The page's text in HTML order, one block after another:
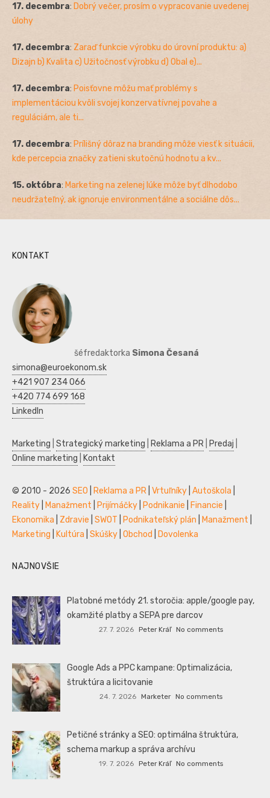
17. decembra: Dobrý večer, prosím o vypracovanie uvedenej
úlohy
17. decembra: Zaraď funkcie výrobku do úrovní produktu: a)
Dizajn b) Kvalita c) Užitočnosť výrobku d) Obal e)...
17. decembra: Poisťovne môžu mať problémy s
implementáciou kvôli svojej konzervatívnej povahe a
reguláciám, ale ti...
17. decembra: Prílišný dôraz na branding môže viesť k situácii,
kde percepcia značky zatieni skutočnú hodnotu a kv...
15. októbra: Marketing na zelenej lúke môže byť dlhodobo
neudržateľný, ak ignoruje environmentálne a sociálne dôs...
KONTAKT
šéfredaktorka Simona Česaná
simona@euroekonom.sk
+421 907 234 066
+420 774 699 168
LinkedIn
Marketing Strategický marketing Reklama a PR Predaj
Online marketing
Kontakt
© 2010 - 2026 SEO Reklama a PR Vrtuľníky Autoškola
Reality
Manažment Prijímáčky Podnikanie Financie
Ekonomika
Zdravie SWOT Podnikateľský plán Manažment
Marketing
Kultúra Skúšky Obchod Dovolenka
NAJNOVŠIE
Platobné metódy 21. storočia: apple/google pay,
okamžité platby a SEPA pre darcov
27. 7. 2026 Peter Kráľ No comments
Google Ads a PPC kampane: Optimalizácia,
štruktúra a licitovanie
24. 7. 2026 Marketer No comments
Petičné stránky a SEO: optimálna štruktúra,
schema markup a správa archívu
19. 7. 2026 Peter Kráľ No comments